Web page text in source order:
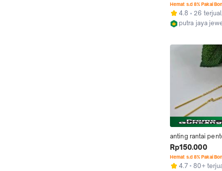
Hemat s.d 8% Pakai
4.8
26 terjual
putra jaya
anting rantai
Rp150.000
Hemat s.d 8% Pakai
4.7
80+